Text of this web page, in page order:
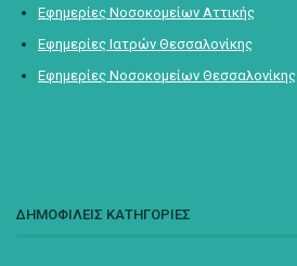
Εφημερίες Νοσοκομείων Αττικής
Εφημερίες Ιατρών Θεσσαλονίκης
Εφημερίες Νοσοκομείων Θεσσαλονίκης
ΔΗΜΟΦΙΛΕΙΣ ΚΑΤΗΓΟΡΙΕΣ